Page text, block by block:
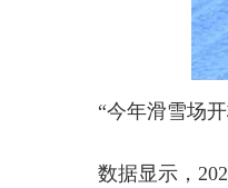
“今年滑雪场开
数据显示，2023